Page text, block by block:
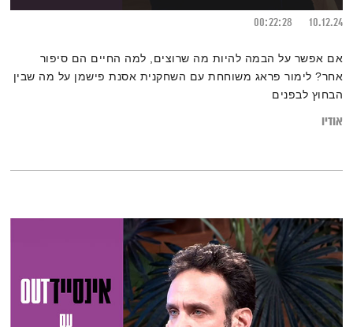
10.12.24
00:22:28
אם אפשר על הבמה להיות מה שרוצים, למה החיים הם סיפור
אחר? לימור פראג משוחחת עם השחקנית אסנת פישמן על מה שבין
הבחוץ לבפנים
אודיו